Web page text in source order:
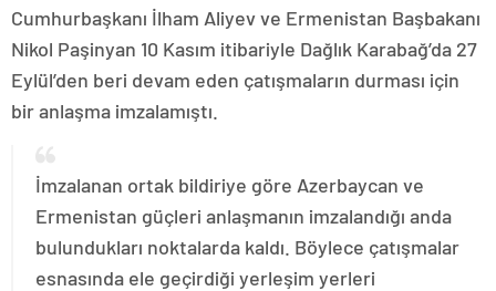
Cumhurbaşkanı İlham Aliyev ve Ermenistan Başbakanı
Nikol Paşinyan 10 Kasım itibariyle Dağlık Karabağ’da 27
Eylül’den beri devam eden çatışmaların durması için
bir anlaşma imzalamıştı.
İmzalanan ortak bildiriye göre Azerbaycan ve
Ermenistan güçleri anlaşmanın imzalandığı anda
bulundukları noktalarda kaldı. Böylece çatışmalar
esnasında ele geçirdiği yerleşim yerleri